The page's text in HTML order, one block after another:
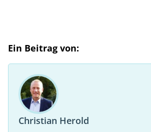
Ein Beitrag von:
Christian Herold